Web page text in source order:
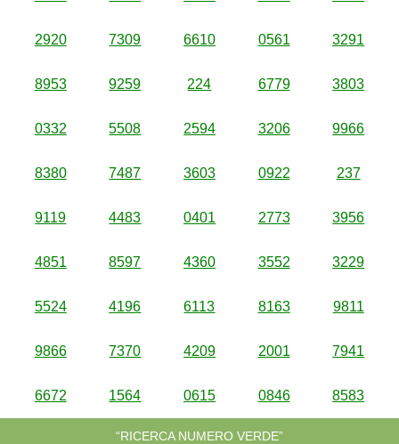
2920 7309 6610 0561 3291
8953 9259 224 6779 3803
0332 5508 2594 3206 9966
8380 7487 3603 0922 237
9119 4483 0401 2773 3956
4851 8597 4360 3552 3229
5524 4196 6113 8163 9811
9866 7370 4209 2001 7941
6672 1564 0615 0846 8583
“RICERCA NUMERO VERDE”